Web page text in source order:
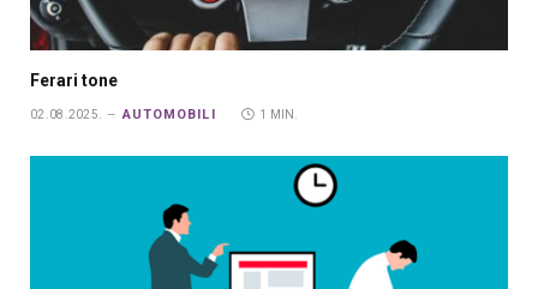
Ferari tone
02.08.2025. AUTOMOBILI 1 MIN.